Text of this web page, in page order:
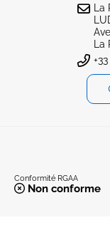
Conformité RGAA
Non conforme